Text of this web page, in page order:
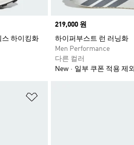
스 하이킹화
Price
219,000 원
하이퍼부스트 런 러닝화
Men Performance
다른 컬러
New
일부 쿠폰 적용 제외